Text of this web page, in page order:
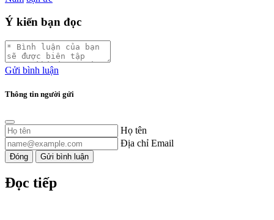
Ý kiến bạn đọc
Gửi bình luận
Thông tin người gửi
Họ tên
Địa chỉ Email
Đóng Gửi bình luận
Đọc tiếp